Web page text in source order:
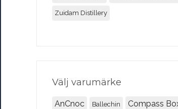
Zuidam Distillery
Välj varumärke
AnCnoc Ballechin Compass